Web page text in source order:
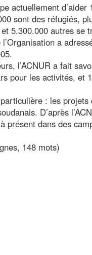
actuellement
sont des réfugiés,
5.300.000 autres se
a
l’ACNUR a fait
pour les activités, et
: les projets
D’après
présent dans des
148 mots)